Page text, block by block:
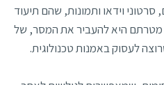
וידאו ותמונות, שהם תיעוד
מטרתם היא להעביר את המסר, של
לעסוק באמנות טכנולוגית.